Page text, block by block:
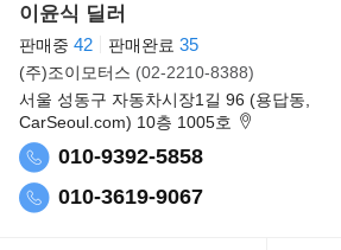
- 화이트샌드 바디 옵션
- 베이지&브라운 투톤 실내
- 실내/외 신차급 컨디션 유지
- 550마력 하이엔드 럭셔리 SUV
▶장인 정신을 강조한 '아틀리에 에디션' 출시
이윤식 딜러
판매중 42 판매완료 35
(주)조이모터스 (02-2210-8388)
서울 성동구 자동차시장1길 96 (용답동,
CarSeoul.com) 10층 1005호
010-9392-5858
010-3619-9067